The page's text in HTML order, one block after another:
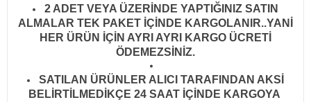
2 ADET VEYA ÜZERİNDE YAPTIĞINIZ SATIN
ALMALAR TEK PAKET İÇİNDE KARGOLANIR..YANİ
HER ÜRÜN İÇİN AYRI AYRI KARGO ÜCRETİ
ÖDEMEZSİNİZ.
SATILAN ÜRÜNLER ALICI TARAFINDAN AKSİ
BELİRTİLMEDİKÇE 24 SAAT İÇİNDE KARGOYA